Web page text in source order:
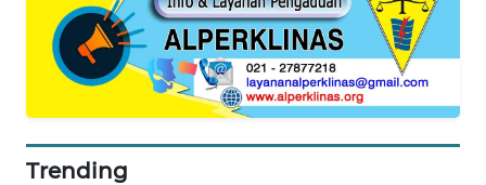
Trending
NEWS
CILEUNGSI
NEWS
BERKAT
NEWS